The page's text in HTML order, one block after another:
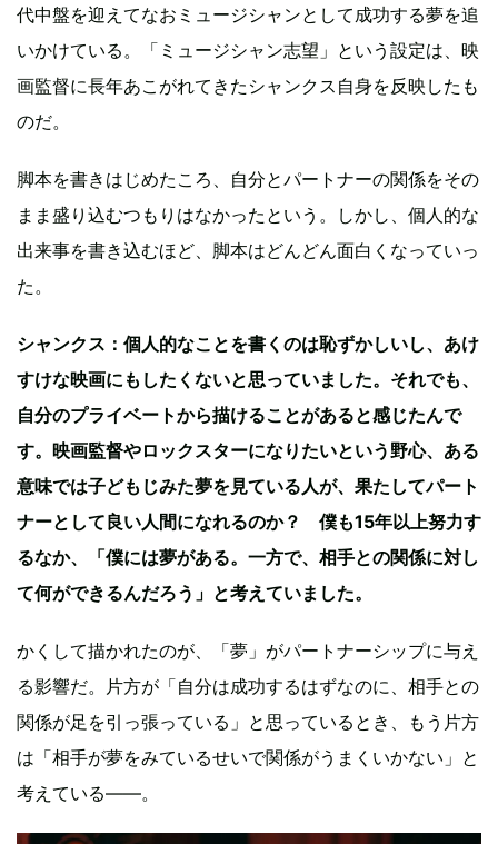
代中盤を迎えてなおミュージシャンとして成功する夢を追
いかけている。「ミュージシャン志望」という設定は、映
画監督に長年あこがれてきたシャンクス自身を反映したも
のだ。
脚本を書きはじめたころ、自分とパートナーの関係をその
まま盛り込むつもりはなかったという。しかし、個人的な
出来事を書き込むほど、脚本はどんどん面白くなっていっ
た。
シャンクス：個人的なことを書くのは恥ずかしいし、あけ
すけな映画にもしたくないと思っていました。それでも、
自分のプライベートから描けることがあると感じたんで
す。映画監督やロックスターになりたいという野心、ある
意味では子どもじみた夢を見ている人が、果たしてパート
ナーとして良い人間になれるのか？ 僕も15年以上努力す
るなか、「僕には夢がある。一方で、相手との関係に対し
て何ができるんだろう」と考えていました。
かくして描かれたのが、「夢」がパートナーシップに与え
る影響だ。片方が「自分は成功するはずなのに、相手との
関係が足を引っ張っている」と思っているとき、もう片方
は「相手が夢をみているせいで関係がうまくいかない」と
考えている——。